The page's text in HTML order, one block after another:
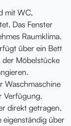
mit WC,
Das Fenster
Raumklima.
über ein Bett
der Möbelstücke
Waschmaschine
Verfügung.
direkt getragen.
eigenständig über